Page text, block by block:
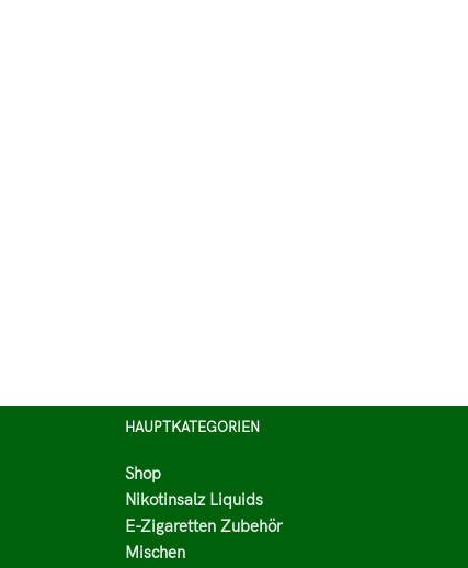
HAUPTKATEGORIEN
Shop
Nikotinsalz Liquids
E-Zigaretten Zubehör
Mischen